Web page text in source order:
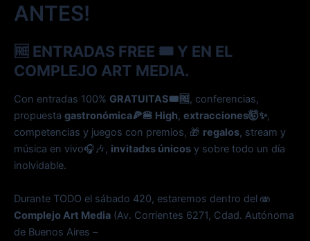
ANTES!
🆓 ENTRADAS FREE 🎟 Y EN EL
COMPLEJO ART MEDIA.
Con entradas 100% GRATUITAS🎟🆓, conferencias,
propuesta gastronómica🍕🍔 High, extracciones🤯✨,
competencias y juegos con premios, 🎁 regalos, stream y
música en vivo🎧🎶, invitadxs únicos y sobre todo un día
inolvidable.
Durante TODO el sábado 420, estaremos dentro del 🫨
Complejo Art Media (Av. Corrientes 6271, Cdad. Autónoma
de Buenos Aires –